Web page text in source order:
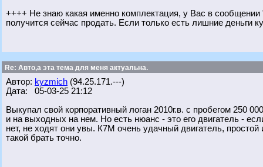
++++ Не знаю какая именно комплектация, у Вас в
получится сейчас продать. Если только есть лишние деньги
Re: Авто,а эта тема для меня актуальна.
Автор: kyzmich (94.25.171.---)
Дата: 05-03-25 21:12
Выкупал свой корпоративный логан 2010г.в. с пробегом 250
и на выходных на нем. Но есть нюанс - это его двигатель -
нет, не ходят они увы. К7М очень удачный двигатель,
такой брать точно.